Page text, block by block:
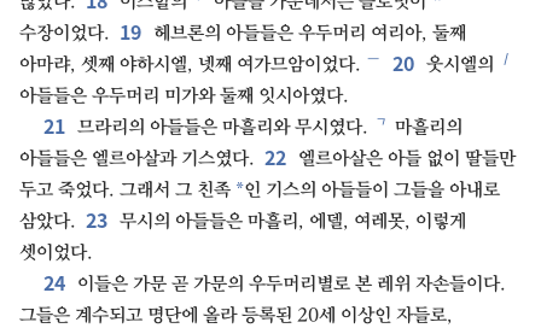
수장이었다. 19
헤브론의 아들들은 우두머리 여리아, 둘째
아마랴, 셋째 야하시엘, 넷째 여가므암이었다. ㅡ 20 웃시엘의 ㅣ
아들들은 우두머리 미가와 둘째 잇시아였다.
21 므라리의 아들들은 마흘리와 무시였다. ㄱ 마흘리의
아들들은 엘르아살과 기스였다. 22
엘르아살은 아들 없이 딸들만
두고 죽었다. 그래서 그 친족 *인 기스의 아들들이 그들을 아내로
삼았다. 23 무시의 아들들은 마흘리, 에델, 여레못, 이렇게
셋이었다.
24
이들은 가문 곧 가문의 우두머리별로 본 레위 자손들이다.
그들은 계수되고 명단에 올라 등록된 20세 이상인 자들로,